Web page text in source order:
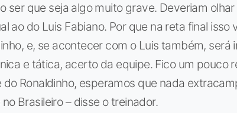
ser que seja algo muito grave. Deveriam
ao do Luis Fabiano. Por que na reta final isso
e, se acontecer com o Luis também, será
e tática, acerto da equipe. Fico um pouco
Ronaldinho, esperamos que nada
Brasileiro – disse o treinador.